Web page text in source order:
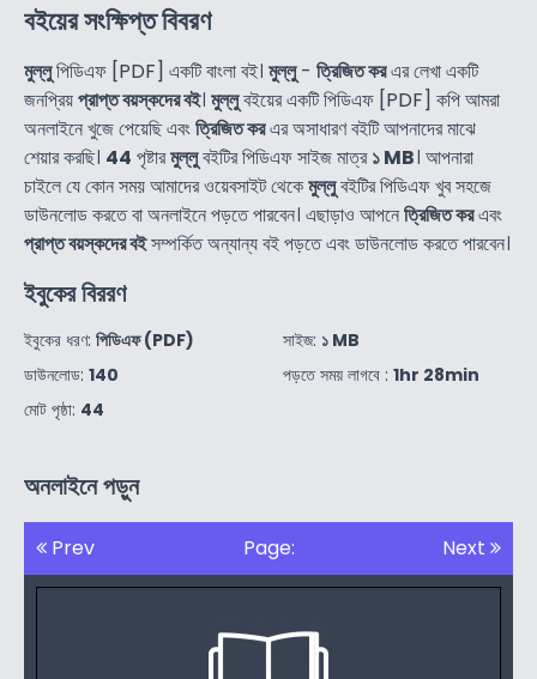
বইয়ের সংক্ষিপ্ত বিবরণ
মুল্লুপিডিএফ [PDF] একটি বাংলা বই। মুল্লু- ত্রিজিত করএর লেখা একটি
জনপ্রিয়প্রাপ্ত বয়স্কদের বই। মুল্লুবইয়ের একটি পিডিএফ [PDF] কপি আমরা
অনলাইনে খুজে পেয়েছি এবংত্রিজিত করএর অসাধারণ বইটি আপনাদের মাঝে
শেয়ার করছি। 44 পৃষ্টারমুল্লুবইটির পিডিএফ সাইজ মাত্র১ MB। আপনারা
চাইলে যে কোন সময় আমাদের ওয়েবসাইট থেকেমুল্লুবইটির পিডিএফ খুব সহজে
ডাউনলোড করতে বা অনলাইনে পড়তে পারবেন। এছাড়াও আপনেত্রিজিত করএবং
প্রাপ্ত বয়স্কদের বইসম্পর্কিত অন্যান্য বই পড়তে এবং ডাউনলোড করতে পারবেন।
ইবুকের বিররণ
ইবুকের ধরণ: পিডিএফ (PDF)
ডাউনলোড: 140
মোট পৃষ্ঠা: 44
সাইজ: ১ MB
পড়তে সময় লাগবে : 1hr 28min
অনলাইনে পড়ুন
Prev Page: Next